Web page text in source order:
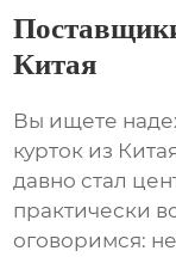
Китая
Вы ищете
курток из
давно стал
практически
оговоримся: